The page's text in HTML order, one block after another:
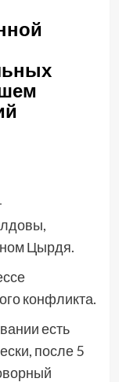
Цырдя.
конфликта.
есть
после 5